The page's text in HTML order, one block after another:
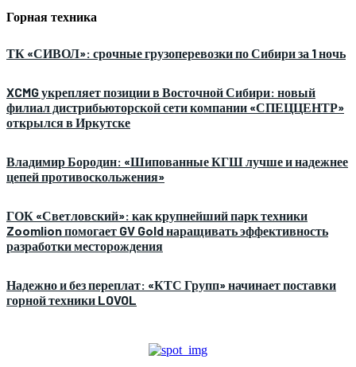
Горная техника
ТК «СИВОЛ»: срочные грузоперевозки по Сибири за 1 ночь
XCMG укрепляет позиции в Восточной Сибири: новый
филиал дистрибьюторской сети компании «СПЕЦЦЕНТР»
открылся в Иркутске
Владимир Бородин: «Шипованные КГШ лучше и надежнее
цепей противоскольжения»
ГОК «Светловский»: как крупнейший парк техники
Zoomlion помогает GV Gold наращивать эффективность
разработки месторождения
Надежно и без переплат: «КТС Групп» начинает поставки
горной техники LOVOL